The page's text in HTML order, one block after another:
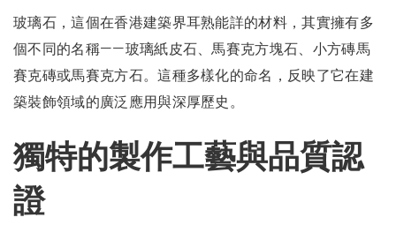
玻璃石，這個在香港建築界耳熟能詳的材料，其實擁有多
個不同的名稱——玻璃紙皮石、馬賽克方塊石、小方磚馬
賽克磚或馬賽克方石。這種多樣化的命名，反映了它在建
築裝飾領域的廣泛應用與深厚歷史。
獨特的製作工藝與品質認
證